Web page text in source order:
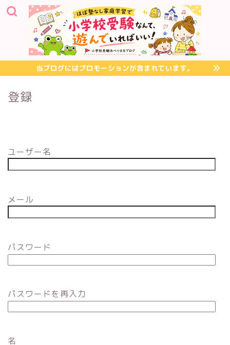
当ブログにはプロモーションが含まれています。
登録
ユーザー名
メール
パスワード
パスワードを再入力
名